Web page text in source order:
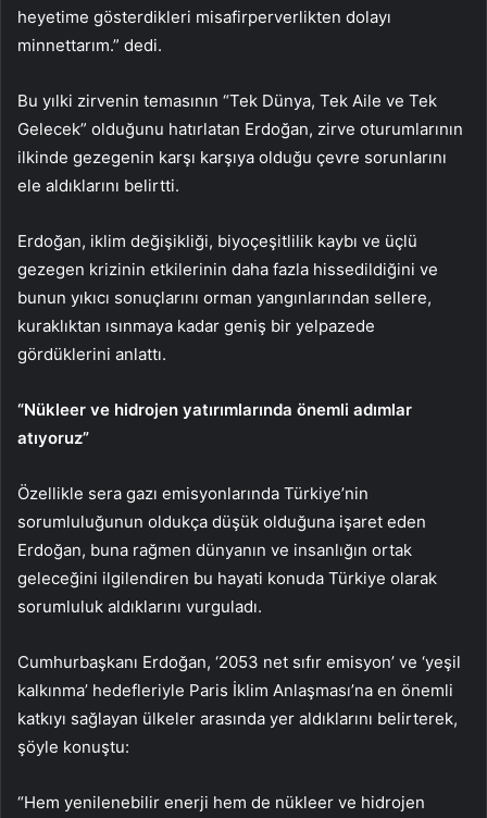
heyetime gösterdikleri misafirperverlikten dolayı
minnettarım.” dedi.
Bu yılki zirvenin temasının “Tek Dünya, Tek Aile ve Tek
Gelecek” olduğunu hatırlatan Erdoğan, zirve oturumlarının
ilkinde gezegenin karşı karşıya olduğu çevre sorunlarını
ele aldıklarını belirtti.
Erdoğan, iklim değişikliği, biyoçeşitlilik kaybı ve üçlü
gezegen krizinin etkilerinin daha fazla hissedildiğini ve
bunun yıkıcı sonuçlarını orman yangınlarından sellere,
kuraklıktan ısınmaya kadar geniş bir yelpazede
gördüklerini anlattı.
“Nükleer ve hidrojen yatırımlarında önemli adımlar
atıyoruz”
Özellikle sera gazı emisyonlarında Türkiye’nin
sorumluluğunun oldukça düşük olduğuna işaret eden
Erdoğan, buna rağmen dünyanın ve insanlığın ortak
geleceğini ilgilendiren bu hayati konuda Türkiye olarak
sorumluluk aldıklarını vurguladı.
Cumhurbaşkanı Erdoğan, ‘2053 net sıfır emisyon’ ve ‘yeşil
kalkınma’ hedefleriyle Paris İklim Anlaşması’na en önemli
katkıyı sağlayan ülkeler arasında yer aldıklarını belirterek,
şöyle konuştu:
“Hem yenilenebilir enerji hem de nükleer ve hidrojen